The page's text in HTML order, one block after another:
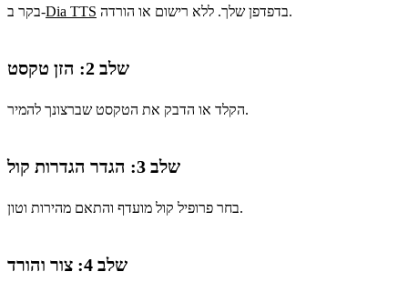
בקר ב-Dia TTS בדפדפן שלך. ללא רישום או הורדה.
שלב 2: הזן טקסט
הקלד או הדבק את הטקסט שברצונך להמיר.
שלב 3: הגדר הגדרות קול
בחר פרופיל קול מועדף והתאם מהירות וטון.
שלב 4: צור והורד